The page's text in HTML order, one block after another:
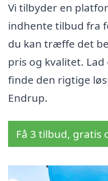
Vi tilbyder en
indhente tilbud fra
du kan træffe det
pris og kvalitet.
finde den rigtige
Endrup.
Få 3 tilbud, gratis